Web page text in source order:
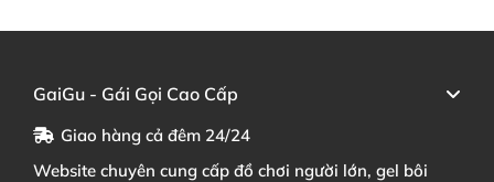
GaiGu - Gái Gọi Cao Cấp
Giao hàng cả đêm 24/24
Website chuyên cung cấp đồ chơi người lớn, gel bôi